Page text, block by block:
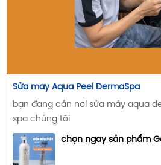
Sửa máy Aqua Peel DermaSpa
bạn đang cần nơi sửa máy aqua
spa chúng tôi
chọn ngay sản phẩm